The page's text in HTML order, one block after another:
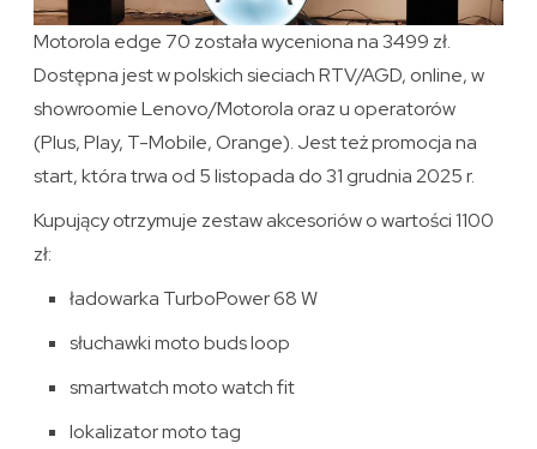
Motorola edge 70 została wyceniona na 3499 zł.
Dostępna jest w polskich sieciach RTV/AGD, online, w
showroomie Lenovo/Motorola oraz u operatorów
(Plus, Play, T-Mobile, Orange). Jest też promocja na
start, która trwa od 5 listopada do 31 grudnia 2025 r.
Kupujący otrzymuje zestaw akcesoriów o wartości 1100
zł:
ładowarka TurboPower 68 W
słuchawki moto buds loop
smartwatch moto watch fit
lokalizator moto tag